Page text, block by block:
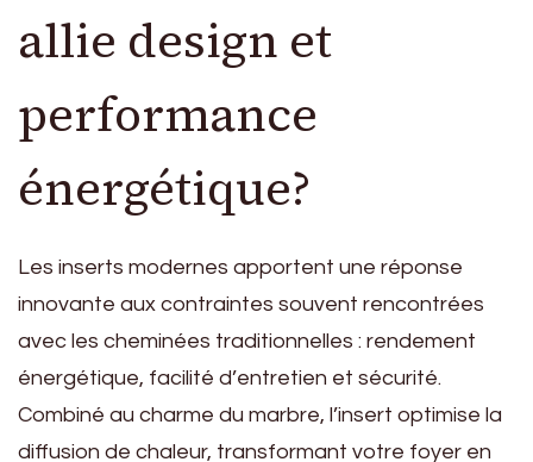
allie design et
performance
énergétique?
Les inserts modernes apportent une réponse
innovante aux contraintes souvent rencontrées
avec les cheminées traditionnelles : rendement
énergétique, facilité d’entretien et sécurité.
Combiné au charme du marbre, l’insert optimise la
diffusion de chaleur, transformant votre foyer en